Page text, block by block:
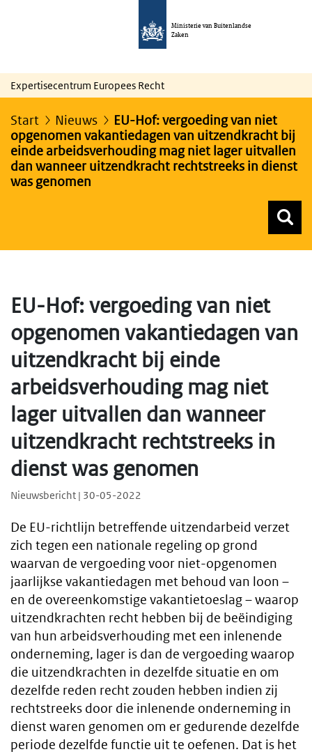
Ministerie van Buitenlandse
Zaken
Expertisecentrum Europees Recht
Start Nieuws
EU-Hof: vergoeding van niet
opgenomen vakantiedagen van uitzendkracht bij
einde arbeidsverhouding mag niet lager uitvallen
dan wanneer uitzendkracht rechtstreeks in dienst
was genomen
EU-Hof: vergoeding van niet
opgenomen vakantiedagen van
uitzendkracht bij einde
arbeidsverhouding mag niet
lager uitvallen dan wanneer
uitzendkracht rechtstreeks in
dienst was genomen
Nieuwsbericht | 30-05-2022
De EU-richtlijn betreffende uitzendarbeid verzet
zich tegen een nationale regeling op grond
waarvan de vergoeding voor niet-opgenomen
jaarlijkse vakantiedagen met behoud van loon –
en de overeenkomstige vakantietoeslag – waarop
uitzendkrachten recht hebben bij de beëindiging
van hun arbeidsverhouding met een inlenende
onderneming, lager is dan de vergoeding waarop
die uitzendkrachten in dezelfde situatie en om
dezelfde reden recht zouden hebben indien zij
rechtstreeks door die inlenende onderneming in
dienst waren genomen om er gedurende dezelfde
periode dezelfde functie uit te oefenen. Dat is het